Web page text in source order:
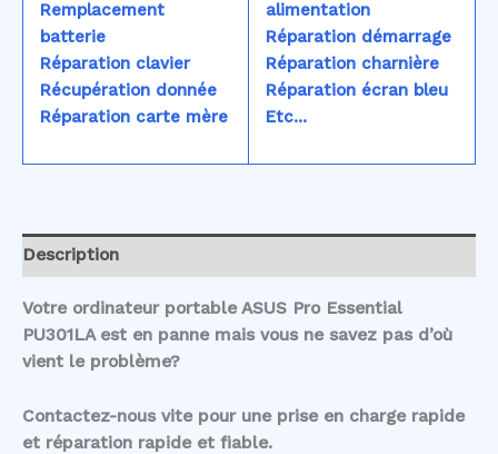
Remplacement
batterie
Réparation clavier
Récupération donnée
Réparation carte mère
alimentation
Réparation démarrage
Réparation charnière
Réparation écran bleu
Etc...
Description
Votre ordinateur portable ASUS Pro Essential
PU301LA est en panne mais vous ne savez pas d’où
vient le problème?
Contactez-nous vite pour une prise en charge rapide
et réparation rapide et fiable.